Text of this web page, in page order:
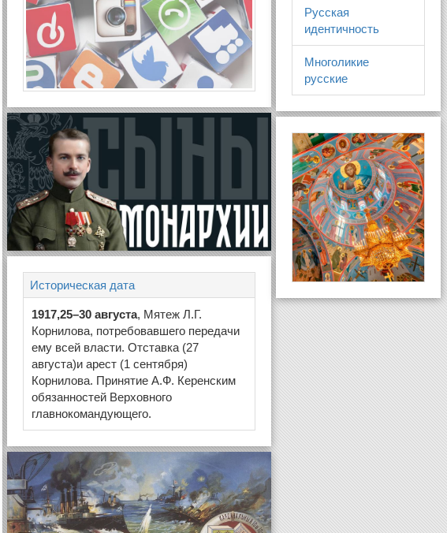
Историческая дата
1917,25–30 августа, Мятеж Л.Г.
Корнилова, потребовавшего передачи
ему всей власти. Отставка (27
августа)и арест (1 сентября)
Корнилова. Принятие А.Ф. Керенским
обязанностей Верховного
главнокомандующего.
Русская
идентичность
Многоликие
русские